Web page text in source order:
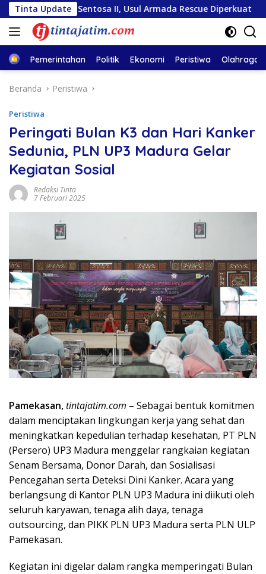
Langsung
ke
konten
Tinta Update
Sentosa II, Usul Armada Rescue Diperkuat Sambut
HomePemerintahan Politik Ekonomi Peristiwa Olahraga
Beranda Peristiwa
Peristiwa
Peringati Bulan K3 dan Hari Kanker
Sedunia, PLN UP3 Madura Gelar
Kegiatan Sosial
Redaksi Tinta
7 Februari 2025
Pamekasan,tintajatim.com – Sebagai bentuk komitmen
dalam menciptakan lingkungan kerja yang sehat dan
meningkatkan kepedulian terhadap kesehatan, PT PLN
(Persero) UP3 Madura menggelar rangkaian kegiatan
Senam Bersama, Donor Darah, dan Sosialisasi
Pencegahan serta Deteksi Dini Kanker. Acara yang
berlangsung di Kantor PLN UP3 Madura ini diikuti oleh
seluruh karyawan, tenaga alih daya, tenaga
outsourcing, dan PIKK PLN UP3 Madura serta PLN ULP
Pamekasan.
Kegiatan ini digelar dalam rangka memperingati Bulan